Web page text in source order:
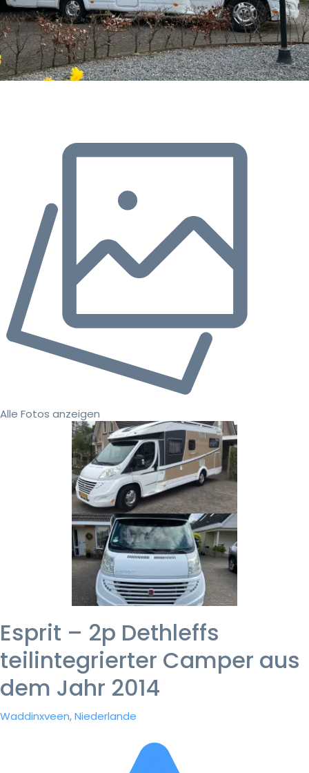
Alle Fotos anzeigen
Esprit – 2p Dethleffs
teilintegrierter Camper aus
dem Jahr 2014
Waddinxveen, Niederlande